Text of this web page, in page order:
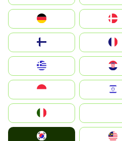
Deutschland
United Kingdom
Magyarország
South Korea